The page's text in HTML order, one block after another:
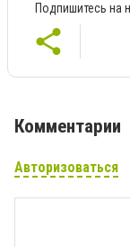
Подпишитесь на
Комментарии
Авторизоваться